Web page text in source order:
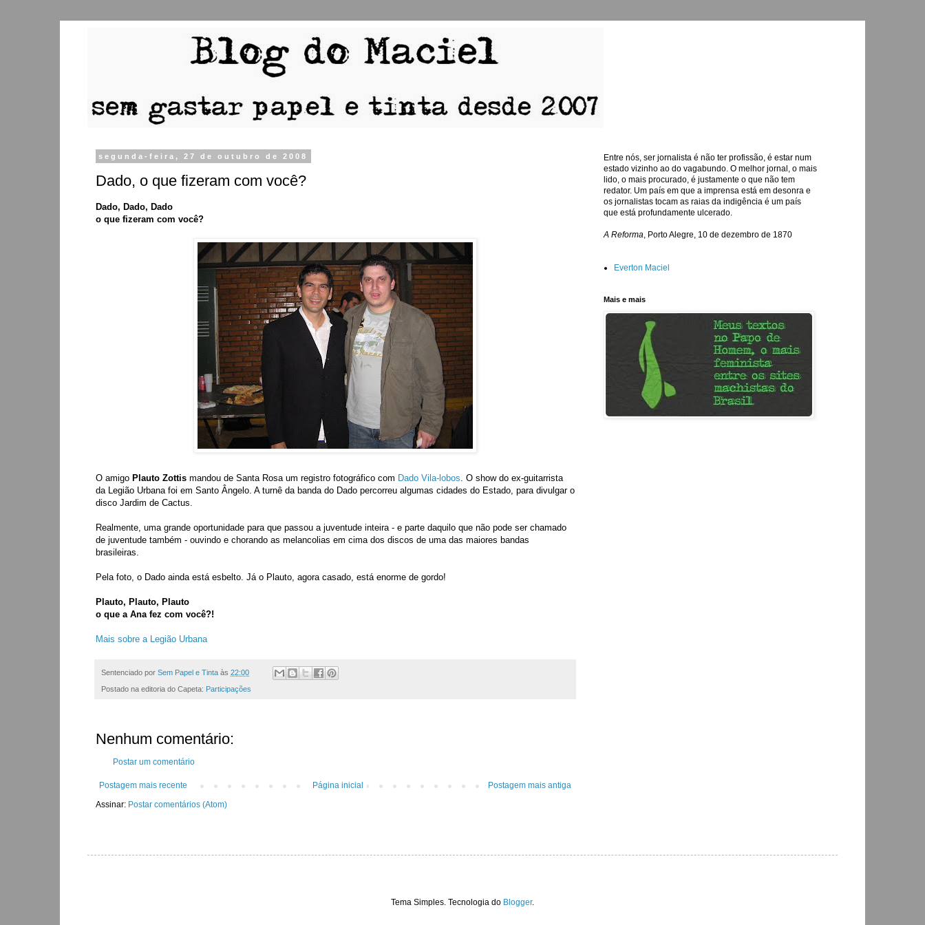
segunda-feira, 27 de outubro de 2008
Dado, o que fizeram com você?
Dado, Dado, Dado
o que fizeram com você?
O amigo Plauto Zottis mandou de Santa Rosa um registro fotográfico com Dado Vila-lobos . O show do ex-guitarrista
da Legião Urbana foi em Santo Ângelo. A turnê da banda do Dado percorreu algumas cidades do Estado, para divulgar o
disco Jardim de Cactus.
Realmente, uma grande oportunidade para que passou a juventude inteira - e parte daquilo que não pode ser chamado
de juventude também - ouvindo e chorando as melancolias em cima dos discos de uma das maiores bandas
brasileiras.
Pela foto, o Dado ainda está esbelto. Já o Plauto, agora casado, está enorme de gordo!
Plauto, Plauto, Plauto
o que a Ana fez com você?!
Mais sobre a Legião Urbana
Sentenciado por Sem Papel e Tinta às 22:00
Postado na editoria do Capeta: Participações
Nenhum comentário:
Postar um comentário
Postagem mais recente Postagem mais antiga
Página inicial
Assinar: Postar comentários (Atom)
Entre nós, ser jornalista é não ter profissão, é estar num
estado vizinho ao do vagabundo. O melhor jornal, o mais
lido, o mais procurado, é justamente o que não tem
redator. Um país em que a imprensa está em desonra e
os jornalistas tocam as raias da indigência é um país
que está profundamente ulcerado.
A Reforma, Porto Alegre, 10 de dezembro de 1870
Everton Maciel
Mais e mais
Tema Simples. Tecnologia do Blogger.